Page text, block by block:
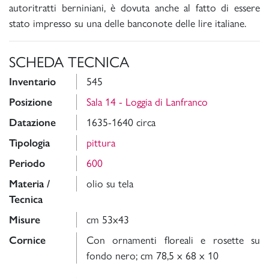
autoritratti berniniani, è dovuta anche al fatto di essere
stato impresso su una delle banconote delle lire italiane.
SCHEDA TECNICA
Inventario 545
Posizione Sala 14 - Loggia di Lanfranco
Datazione 1635-1640 circa
Tipologia pittura
Periodo 600
Materia /
Tecnica
olio su tela
Misure cm 53x43
Cornice
Con ornamenti floreali e rosette su
fondo nero; cm 78,5 x 68 x 10